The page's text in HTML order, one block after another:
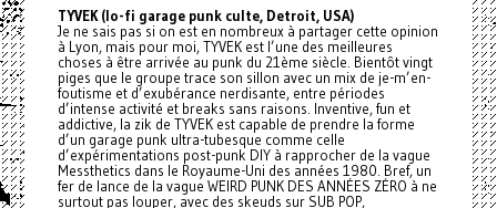
TYVEK (lo-fi garage punk culte, Detroit, USA)
Je ne sais pas si on est en nombreux à partager cette opinion
à Lyon, mais pour moi, TYVEK est l’une des meilleures
choses à être arrivée au punk du 21ème siècle. Bientôt vingt
piges que le groupe trace son sillon avec un mix de je-m’en-
foutisme et d’exubérance nerdisante, entre périodes
d’intense activité et breaks sans raisons. Inventive, fun et
addictive, la zik de TYVEK est capable de prendre la forme
d’un garage punk ultra-tubesque comme celle
d’expérimentations post-punk DIY à rapprocher de la vague
Messthetics dans le Royaume-Uni des années 1980. Bref, un
fer de lance de la vague WEIRD PUNK DES ANNÉES ZÉRO à ne
surtout pas louper, avec des skeuds sur SUB POP,